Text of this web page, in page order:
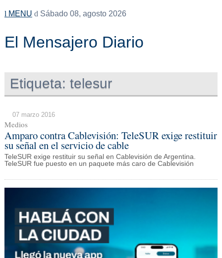
MENU Sábado 08, agosto 2026
El Mensajero Diario
Etiqueta: telesur
07 marzo 2016
Medios
Amparo contra Cablevisión: TeleSUR exige restituir
su señal en el servicio de cable
TeleSUR exige restituir su señal en Cablevisión de Argentina.
TeleSUR fue puesto en un paquete más caro de Cablevisión